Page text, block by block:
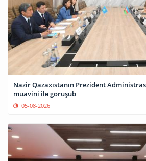
Nazir Qazaxıstanın Prezident
müavini ilə görüşüb
05-08-2026